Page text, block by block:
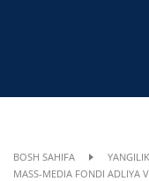
BOSH SAHIFA
MASS-MEDIA FONDI ADLIYA